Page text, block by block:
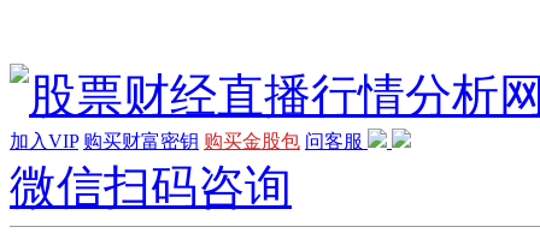
加入VIP 购买财富密钥 购买金股包 问客服
微信扫码咨询